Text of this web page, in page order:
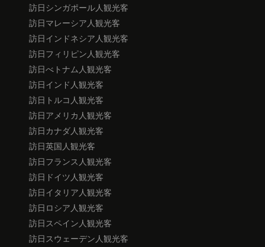
訪日シンガポール人観光客
訪日マレーシア人観光客
訪日インドネシア人観光客
訪日フィリピン人観光客
訪日べトナム人観光客
訪日インド人観光客
訪日トルコ人観光客
訪日アメリカ人観光客
訪日カナダ人観光客
訪日英国人観光客
訪日フランス人観光客
訪日ドイツ人観光客
訪日イタリア人観光客
訪日ロシア人観光客
訪日スペイン人観光客
訪日スウェーデン人観光客